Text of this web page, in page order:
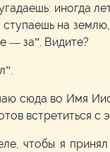
иногда
на
— за”. Видите?
сюда во Имя
встретиться с
чтобы я